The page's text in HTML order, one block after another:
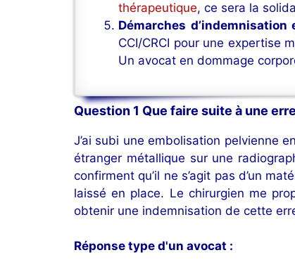
thérapeutique, ce sera la
Démarches
CCI/CRCI pour une expertise
Un avocat en dommage
Question 1 Que faire suite à une
J’ai subi une embolisation pelvienne
étranger métallique sur une
confirment qu’il ne s’agit pas d’un
laissé en place. Le chirurgien me
obtenir une indemnisation de cette
Réponse type d'un avocat :